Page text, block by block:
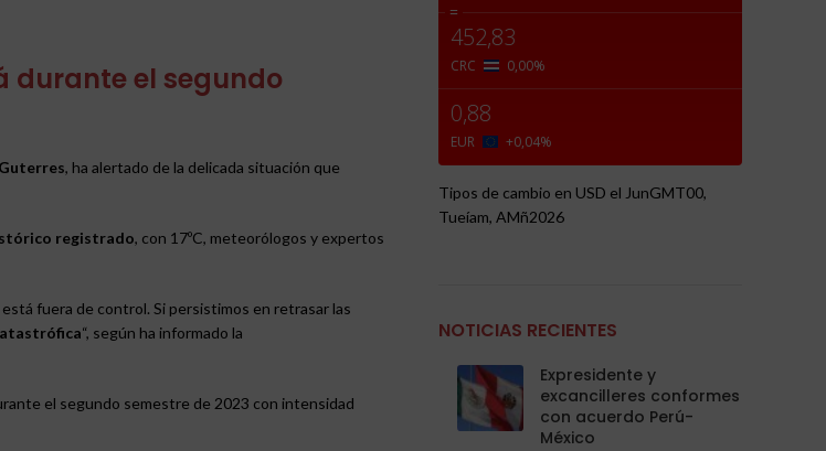
durante el segundo
, ha alertado de la delicada situación que
registrado, con 17ºC, meteorólogos y expertos
fuera de control. Si persistimos en retrasar las
“, según ha informado la
el segundo semestre de 2023 con intensidad
=
452,83
CRC 0,00%
0,88
EUR +0,04%
Tipos de cambio en USD el JunGMT00,
Tueíam, AMñ2026
NOTICIAS RECIENTES
Expresidente y
excancilleres conformes
con acuerdo Perú-
México